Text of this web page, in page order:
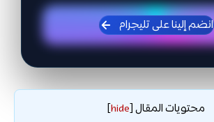
انضم إلينا على تليجرام
محتويات المقال [
hide
]